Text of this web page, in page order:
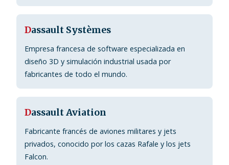
Dassault Systèmes
Empresa francesa de software especializada en
diseño 3D y simulación industrial usada por
fabricantes de todo el mundo.
Dassault Aviation
Fabricante francés de aviones militares y jets
privados, conocido por los cazas Rafale y los jets
Falcon.